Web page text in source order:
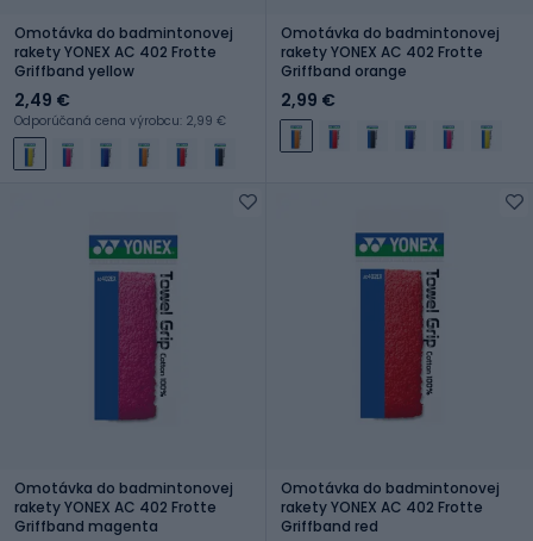
Omotávka do badmintonovej
rakety YONEX AC 402 Frotte
Griffband yellow
2,49 €
Odporúčaná cena výrobcu: 2,99 €
Omotávka do badmintonovej
rakety YONEX AC 402 Frotte
Griffband orange
2,99 €
Omotávka do badmintonovej
rakety YONEX AC 402 Frotte
Griffband magenta
Omotávka do badmintonovej
rakety YONEX AC 402 Frotte
Griffband red